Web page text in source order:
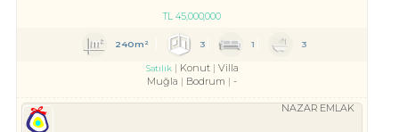
TL45,000,000
240m² 3 1 3
Satılık Konut
Villa
Muğla
Bodrum -
NAZAR EMLAK